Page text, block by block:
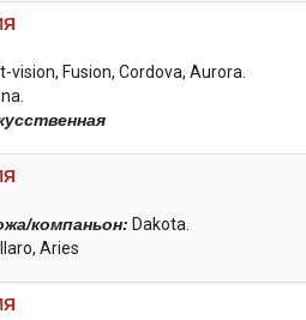
vision, Fusion, Cordova, Aurora.
компаньон: Dakota.
Aries